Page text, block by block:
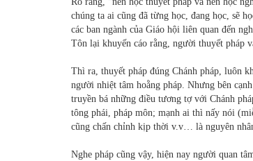
chúng ta ai cũng đã từng học, đang học, sẽ
các ban ngành của Giáo hội liên quan đến
Tôn lại khuyến cáo rằng, người thuyết pháp
Thì ra, thuyết pháp đúng Chánh pháp, luôn
người nhiệt tâm hoằng pháp. Nhưng bên
truyền bá những điều tương tợ với Chánh
tông phái, pháp môn; mạnh ai thì nấy nói
cũng chấn chỉnh kịp thời v.v… là nguyên
Nghe pháp cũng vậy, hiện nay người quan